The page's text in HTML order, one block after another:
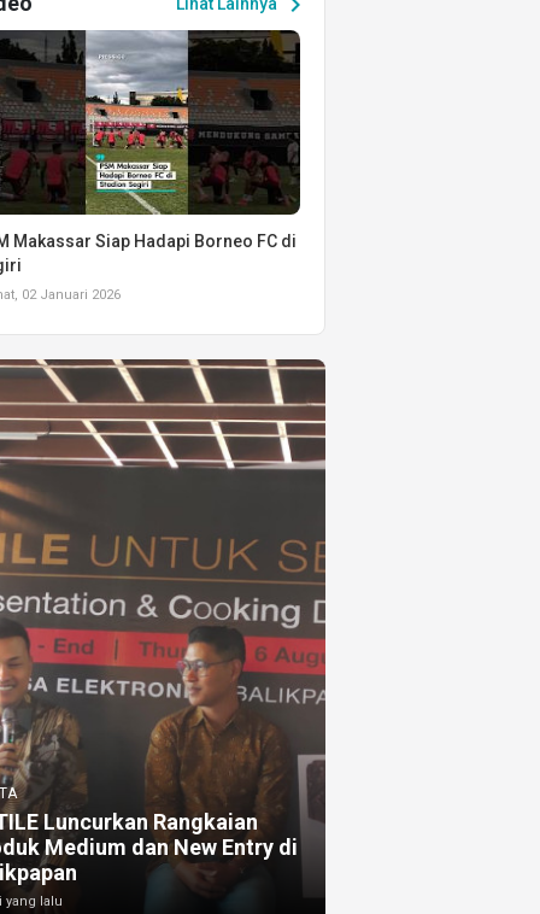
Makassar Siap Hadapi Borneo FC di
02 Januari 2026
Luncurkan Rangkaian
Medium dan New Entry di
yang lalu